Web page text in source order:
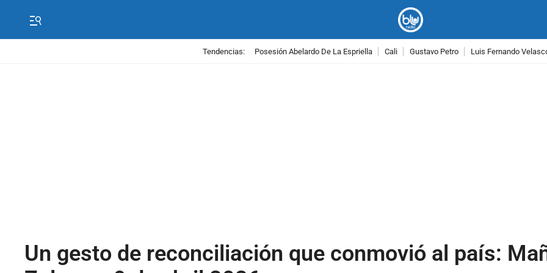
Tendencias: Posesión Abelardo De La Espriella Cali Gustavo Petro Luis Fernando
Un gesto de reconciliación que conmovió al país: